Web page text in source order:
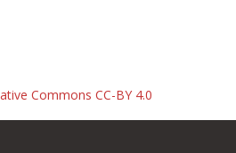
Commons CC-BY 4.0